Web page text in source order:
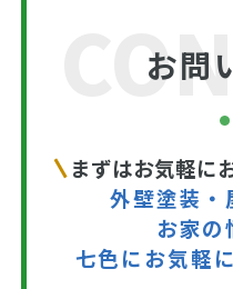
お問
まずはお気軽に
外壁塗装・
お家の
七色にお気軽